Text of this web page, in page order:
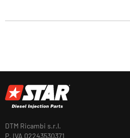
DTM Ricambi s.r.l.
P. IVA 02243530371